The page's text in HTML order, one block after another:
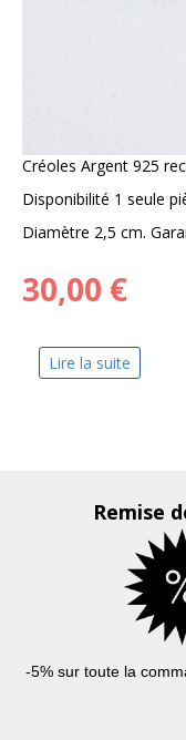
Créoles Argent 925
Disponibilité 1 seule
Diamètre 2,5 cm.
30,00 €
Lire la suite
Remise
-5% sur toutela